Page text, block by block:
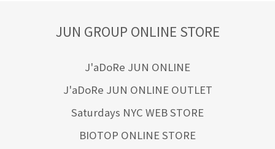
JUN GROUP ONLINE STORE
J'aDoRe JUN ONLINE
J'aDoRe JUN ONLINE OUTLET
Saturdays NYC WEB STORE
BIOTOP ONLINE STORE